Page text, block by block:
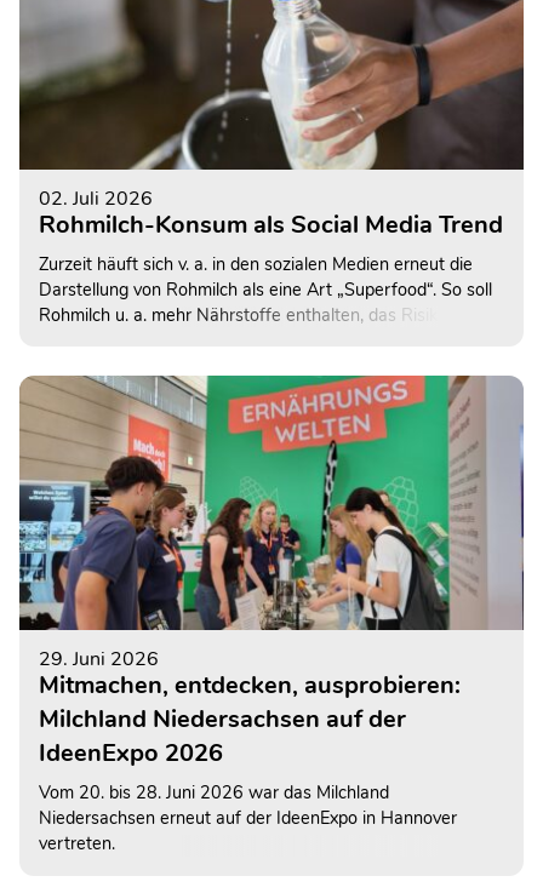
02. Juli 2026
Rohmilch-Konsum als Social Media Trend
Zurzeit häuft sich v. a. in den sozialen Medien erneut die
Darstellung von Rohmilch als eine Art „Superfood“. So soll
Rohmilch u. a. mehr Nährstoffe enthalten, das Risiko für
gesundheitsfördernden gleichermaßen auch
krankmachende Bakterien enthalten sein. Daher rät das
Bundesinstitut für Risikobewertung (BfR) von dem Verzehr
von Rohmilch vor allem für vulnerable Bevölkerungsgruppen
weiterhin ab.
29. Juni 2026
Mitmachen, entdecken, ausprobieren:
Milchland Niedersachsen auf der
IdeenExpo 2026
Vom 20. bis 28. Juni 2026 war das Milchland
Niedersachsen erneut auf der IdeenExpo in Hannover
vertreten.